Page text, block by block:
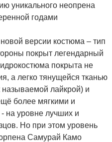
уникального неопрена
годами
версии костюма – тип
покрыт легендарный
покрыта не
а легко тянущейся тканью
называемой лайкрой) и
более мягкими и
на уровне лучших и
Но при этом уровень
Самурай Камо